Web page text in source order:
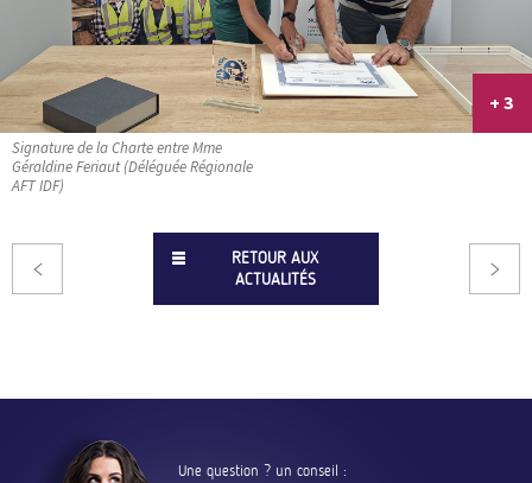
Signature de la Charte entre Mme
Géraldine Feriaut (Déléguée Régionale
AFT IDF)
+ 3
RETOUR AUX
ACTUALITÉS
Une question ? un conseil :